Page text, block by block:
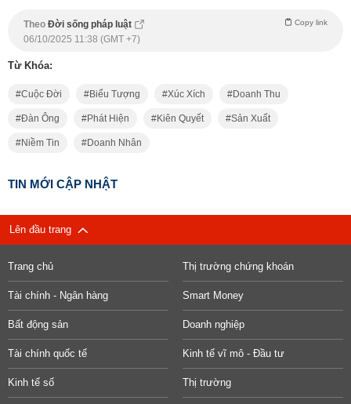
Theo Đời sống pháp luật Copy link
06/10/2025 11:38 (GMT +7)
Từ Khóa:
Cuộc Đời Biểu Tượng Xúc Xích Doanh Thu
Đàn Ông Phát Hiện Kiên Quyết Sản Xuất
Niềm Tin Doanh Nhân
TIN MỚI CẬP NHẬT
Lên đầu trang
Trang chủ Thị trường chứng khoán
Tài chính - Ngân hàng Smart Money
Bất động sản Doanh nghiệp
Tài chính quốc tế Kinh tế vĩ mô - Đầu tư
Kinh tế số Thị trường